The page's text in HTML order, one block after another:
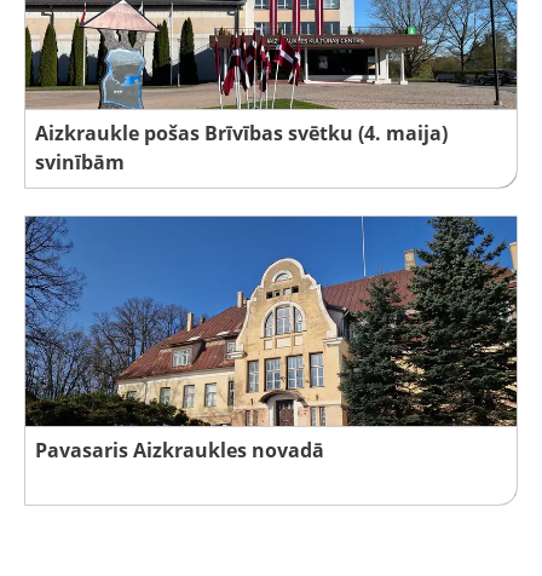
Aizkraukle pošas Brīvības svētku (4. maija)
svinībām
Pavasaris Aizkraukles novadā